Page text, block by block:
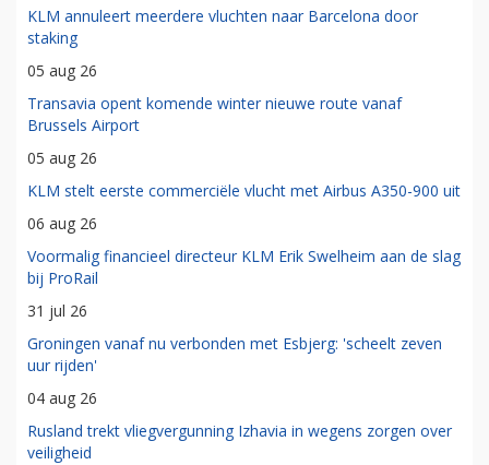
KLM annuleert meerdere vluchten naar Barcelona door
staking
05 aug 26
Transavia opent komende winter nieuwe route vanaf
Brussels Airport
05 aug 26
KLM stelt eerste commerciële vlucht met Airbus A350-900 uit
06 aug 26
Voormalig financieel directeur KLM Erik Swelheim aan de slag
bij ProRail
31 jul 26
Groningen vanaf nu verbonden met Esbjerg: 'scheelt zeven
uur rijden'
04 aug 26
Rusland trekt vliegvergunning Izhavia in wegens zorgen over
veiligheid